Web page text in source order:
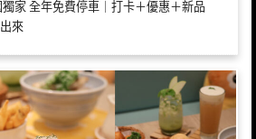
家 全年免費停車｜打卡＋優惠＋新品
來